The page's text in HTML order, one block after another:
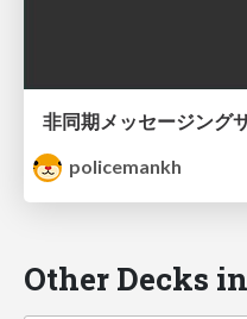
policemankh
Other Decks